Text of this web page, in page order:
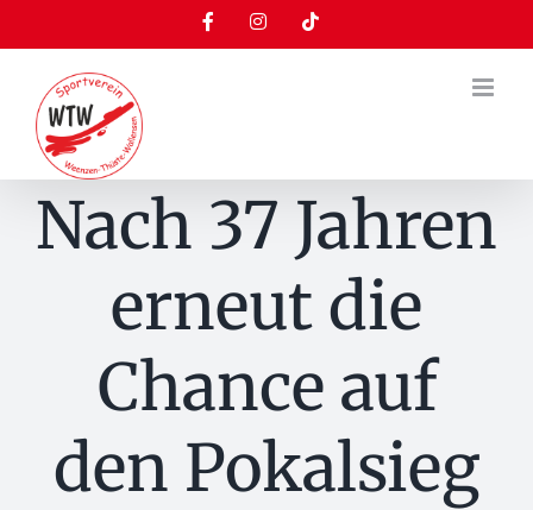
Inhalt
springen
FacebookInstagramTiktok
Nach 37 Jahren
erneut die
Chance auf
den Pokalsieg